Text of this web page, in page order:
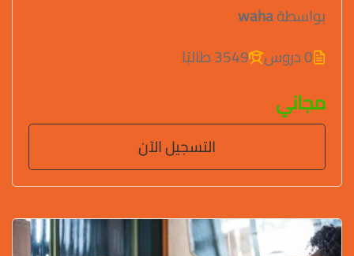
بواسطةwaha
0 دروس
3549 طالبًا
مجاني
التسجيل الآن